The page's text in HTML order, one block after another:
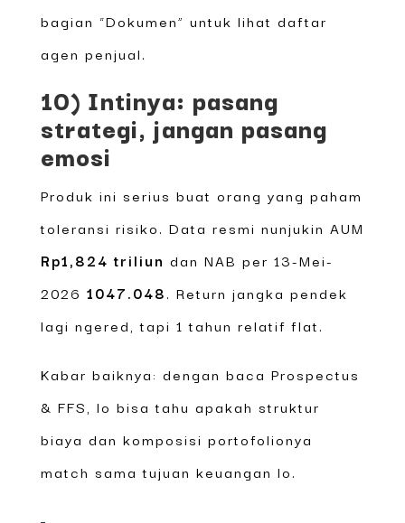
bagian “Dokumen” untuk lihat daftar
agen penjual.
10) Intinya: pasang
strategi, jangan pasang
emosi
Produk ini serius buat orang yang paham
toleransi risiko. Data resmi nunjukin AUM
Rp1,824 triliun dan NAB per 13-Mei-
2026 1047.048. Return jangka pendek
lagi ngered, tapi 1 tahun relatif flat.
Kabar baiknya: dengan baca Prospectus
& FFS, lo bisa tahu apakah struktur
biaya dan komposisi portofolionya
match sama tujuan keuangan lo.